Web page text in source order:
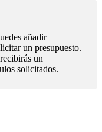
añadir
un presupuesto.
un
solicitados.